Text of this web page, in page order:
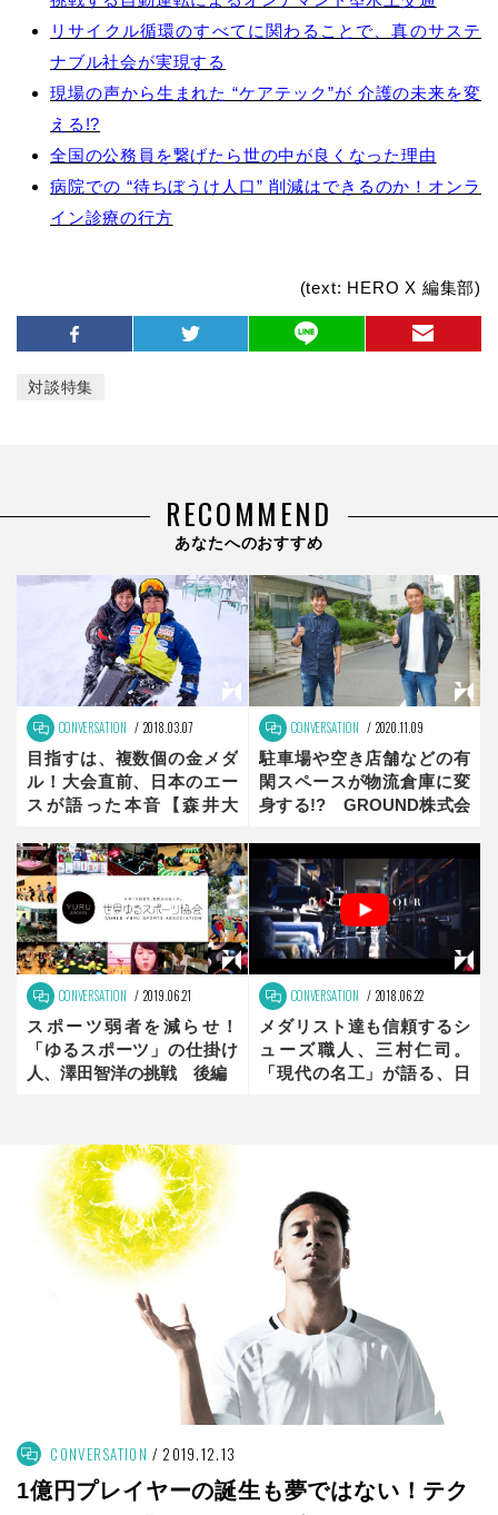
リサイクル循環のすべてに関わることで、真のサステ
ナブル社会が実現する
現場の声から生まれた “ケアテック”が 介護の未来を変
える!?
全国の公務員を繋げたら世の中が良くなった理由
病院での “待ちぼうけ人口” 削減はできるのか！オンラ
イン診療の行方
(text: HERO X 編集部)
対談特集
RECOMMEND
あなたへのおすすめ
CONVERSATION 2018.03.07
目指すは、複数個の金メダ
ル！大会直前、日本のエー
スが語った本音【森井大
ック注目選手】前編
CONVERSATION 2020.11.09
駐車場や空き店舗などの有
閑スペースが物流倉庫に変
身する!? GROUND株式会
CONVERSATION 2019.06.21
スポーツ弱者を減らせ！
「ゆるスポーツ」の仕掛け
人、澤田智洋の挑戦 後編
CONVERSATION 2018.06.22
メダリスト達も信頼するシ
ューズ職人、三村仁司。
「現代の名工」が語る、日
CONVERSATION 2019.12.13
1億円プレイヤーの誕生も夢ではない！テク